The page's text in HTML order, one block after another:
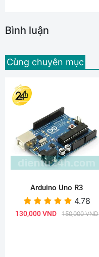
Bình luận
Cùng chuyên mục
Arduino Uno R3
4.78
130,000 VND 150,000 VND